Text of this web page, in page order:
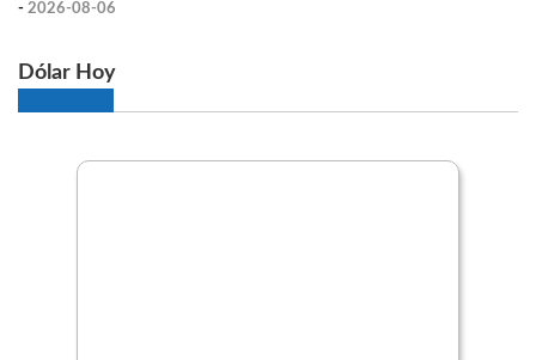
- 2026-08-06
Dólar Hoy